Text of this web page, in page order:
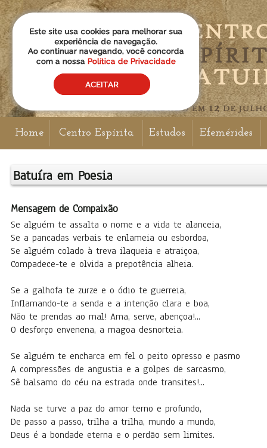
Home Centro Espírita Estudos Efemérides
Batuíra em Poesia
Mensagem de Compaixão
Se alguém te assalta o nome e a vida te alanceia,
Se a pancadas verbais te enlameia ou esbordoa,
Se alguém colado à treva ilaqueia e atraiçoa,
Compadece-te e olvida a prepotência alheia.
Se a galhofa te zurze e o ódio te guerreia,
Inflamando-te a senda e a intenção clara e boa,
Não te prendas ao mal! Ama, serve, abençoa!...
O desforço envenena, a magoa desnorteia.
Se alguém te encharca em fel o peito opresso e pasmo
A compressões de angustia e a golpes de sarcasmo,
Sê balsamo do céu na estrada onde transites!...
Nada se turve a paz do amor terno e profundo,
De passo a passo, trilha a trilha, mundo a mundo,
Deus é a bondade eterna e o perdão sem limites.